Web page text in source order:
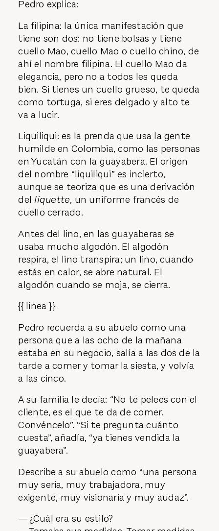
Pedro explica:
La filipina: la única manifestación que
tiene son dos: no tiene bolsas y tiene
cuello Mao, cuello Mao o cuello chino, de
ahí el nombre filipina. El cuello Mao da
elegancia, pero no a todos les queda
bien. Si tienes un cuello grueso, te queda
como tortuga, si eres delgado y alto te
va a lucir.
Liquiliqui: es la prenda que usa la gente
humilde en Colombia, como las personas
en Yucatán con la guayabera. El origen
del nombre “liquiliqui” es incierto,
aunque se teoriza que es una derivación
del liquette, un uniforme francés de
cuello cerrado.
Antes del lino, en las guayaberas se
usaba mucho algodón. El algodón
respira, el lino transpira; un lino, cuando
estás en calor, se abre natural. El
algodón cuando se moja, se cierra.
{{ linea }}
Pedro recuerda a su abuelo como una
persona que a las ocho de la mañana
estaba en su negocio, salía a las dos de la
tarde a comer y tomar la siesta, y volvía
a las cinco.
A su familia le decía: “No te pelees con el
cliente, es el que te da de comer.
Convéncelo”. “Si te pregunta cuánto
cuesta”, añadía, “ya tienes vendida la
guayabera”.
Describe a su abuelo como “una persona
muy seria, muy trabajadora, muy
exigente, muy visionaria y muy audaz”.
—¿Cuál era su estilo?